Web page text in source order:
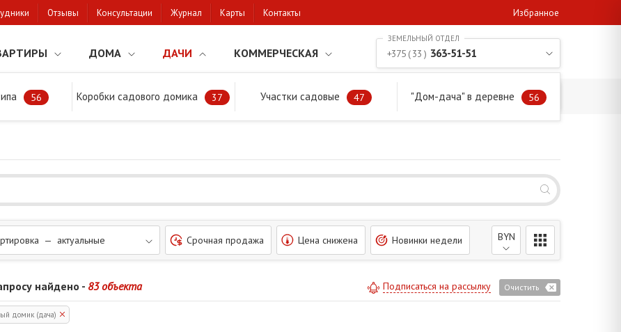
Отзывы Консультации Журнал Карты Контакты Избранное
ДОМА ДАЧИ КОММЕРЧЕСКАЯ
56 Коробки садового домика 37 Участки садовые 47 "Дом-дача" в деревне 56
+375 ( 33 ) 363-51-51
— актуальные Срочная продажа Цена снижена Новинки недели BYN
найдено - 83 объекта Очистить
Подписаться на рассылку
домик (дача)